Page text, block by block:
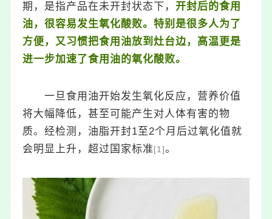
期，是指产品在未开封状态下，开封后的食用
油，很容易发生氧化酸败。特别是很多人为了
方便，又习惯把食用油放到灶台边，高温更是
进一步加速了食用油的氧化酸败。
一旦食用油开始发生氧化反应，营养价值
将大幅降低，甚至可能产生对人体有害的物
质。经检测，油脂开封1至2个月后过氧化值就
会明显上升，超过国家标准[1]。